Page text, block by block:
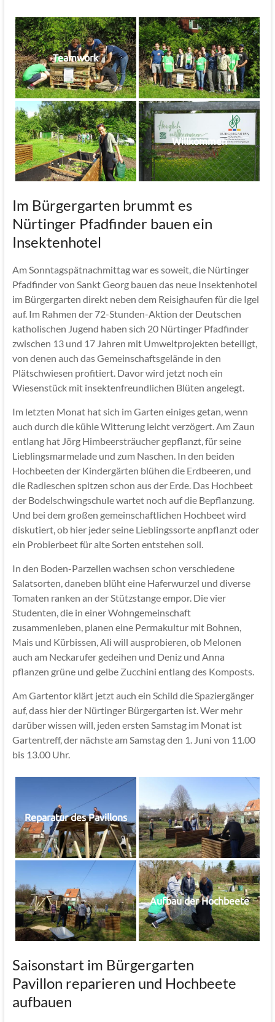
Teamwork
Willkommen
Im Bürgergarten brummt es
Nürtinger Pfadfinder bauen ein
Insektenhotel
Am Sonntagspätnachmittag war es soweit, die Nürtinger
Pfadfinder von Sankt Georg bauen das neue Insektenhotel
im Bürgergarten direkt neben dem Reisighaufen für die Igel
auf. Im Rahmen der 72-Stunden-Aktion der Deutschen
katholischen Jugend haben sich 20 Nürtinger Pfadfinder
zwischen 13 und 17 Jahren mit Umweltprojekten beteiligt,
von denen auch das Gemeinschaftsgelände in den
Plätschwiesen profitiert. Davor wird jetzt noch ein
Wiesenstück mit insektenfreundlichen Blüten angelegt.
Im letzten Monat hat sich im Garten einiges getan, wenn
auch durch die kühle Witterung leicht verzögert. Am Zaun
entlang hat Jörg Himbeersträucher gepflanzt, für seine
Lieblingsmarmelade und zum Naschen. In den beiden
Hochbeeten der Kindergärten blühen die Erdbeeren, und
die Radieschen spitzen schon aus der Erde. Das Hochbeet
der Bodelschwingschule wartet noch auf die Bepflanzung.
Und bei dem großen gemeinschaftlichen Hochbeet wird
diskutiert, ob hier jeder seine Lieblingssorte anpflanzt oder
ein Probierbeet für alte Sorten entstehen soll.
In den Boden-Parzellen wachsen schon verschiedene
Salatsorten, daneben blüht eine Haferwurzel und diverse
Tomaten ranken an der Stützstange empor. Die vier
Studenten, die in einer Wohngemeinschaft
zusammenleben, planen eine Permakultur mit Bohnen,
Mais und Kürbissen, Ali will ausprobieren, ob Melonen
auch am Neckarufer gedeihen und Deniz und Anna
pflanzen grüne und gelbe Zucchini entlang des Komposts.
Am Gartentor klärt jetzt auch ein Schild die Spaziergänger
auf, dass hier der Nürtinger Bürgergarten ist. Wer mehr
darüber wissen will, jeden ersten Samstag im Monat ist
Gartentreff, der nächste am Samstag den 1. Juni von 11.00
bis 13.00 Uhr.
Reparatur des Pavillons
Aufbau der Hochbeete
Saisonstart im Bürgergarten
Pavillon reparieren und Hochbeete
aufbauen